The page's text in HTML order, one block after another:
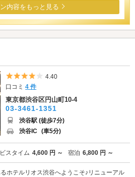
内容をもっと見る
5つ星のうち4
4.40
口コミ4 件
東京都渋谷区円山町10-4
03-3461-1351
渋谷駅 (徒歩7分)
渋谷IC (車5分)
スタイム 4,600 円 ～ 宿泊 6,800 円 ～
ホテルリオス渋谷へようこそ♪リニューアル